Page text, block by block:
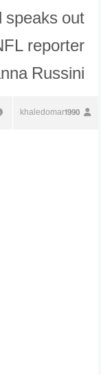
speaks out
reporter
Russini
khaledomar1990